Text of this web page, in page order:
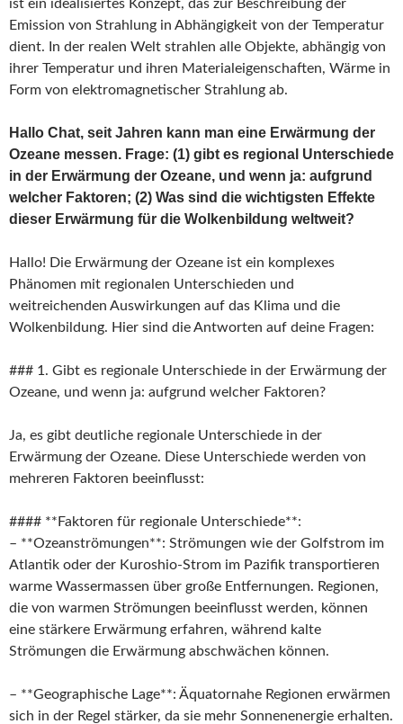
ist ein idealisiertes Konzept, das zur Beschreibung der
Emission von Strahlung in Abhängigkeit von der Temperatur
dient. In der realen Welt strahlen alle Objekte, abhängig von
ihrer Temperatur und ihren Materialeigenschaften, Wärme in
Form von elektromagnetischer Strahlung ab.
Hallo Chat, seit Jahren kann man eine Erwärmung der
Ozeane messen. Frage: (1) gibt es regional Unterschiede
in der Erwärmung der Ozeane, und wenn ja: aufgrund
welcher Faktoren; (2) Was sind die wichtigsten Effekte
dieser Erwärmung für die Wolkenbildung weltweit?
Hallo! Die Erwärmung der Ozeane ist ein komplexes
Phänomen mit regionalen Unterschieden und
weitreichenden Auswirkungen auf das Klima und die
Wolkenbildung. Hier sind die Antworten auf deine Fragen:
### 1. Gibt es regionale Unterschiede in der Erwärmung der
Ozeane, und wenn ja: aufgrund welcher Faktoren?
Ja, es gibt deutliche regionale Unterschiede in der
Erwärmung der Ozeane. Diese Unterschiede werden von
mehreren Faktoren beeinflusst:
#### **Faktoren für regionale Unterschiede**:
– **Ozeanströmungen**: Strömungen wie der Golfstrom im
Atlantik oder der Kuroshio-Strom im Pazifik transportieren
warme Wassermassen über große Entfernungen. Regionen,
die von warmen Strömungen beeinflusst werden, können
eine stärkere Erwärmung erfahren, während kalte
Strömungen die Erwärmung abschwächen können.
– **Geographische Lage**: Äquatornahe Regionen erwärmen
sich in der Regel stärker, da sie mehr Sonnenenergie erhalten.